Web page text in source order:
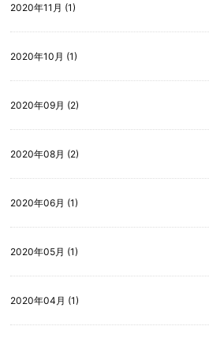
2020年11月 (1)
2020年10月 (1)
2020年09月 (2)
2020年08月 (2)
2020年06月 (1)
2020年05月 (1)
2020年04月 (1)